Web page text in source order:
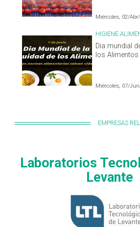
Miércoles, 02/
HIGIENE
Dia mundial
los Alimentos
Miércoles, 07/
EMPRESAS
Laboratorios
Levante